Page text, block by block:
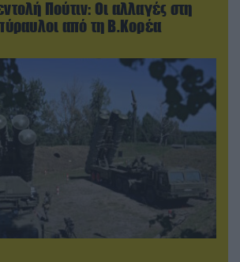
Πούτιν: Οι αλλαγές στη
από τη Β.Κορέα